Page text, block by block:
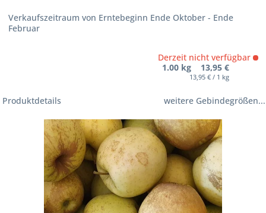
Verkaufszeitraum von Erntebeginn Ende Oktober - Ende
Februar
Derzeit nicht verfügbar
1.00 kg 13,95 €
13,95 € / 1 kg
Produktdetails weitere Gebindegrößen...